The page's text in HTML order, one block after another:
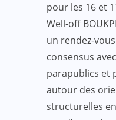
pour les 16 et
Well-off
un rendez-
consensus
parapublics et
autour des
structurelles en